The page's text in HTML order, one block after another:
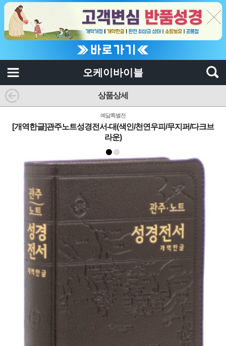
오케이바이블
상품상세
예닮특별전
[개역한글]관주노트성경전서-대(색인/천연우피/무지퍼/다크브
라운)